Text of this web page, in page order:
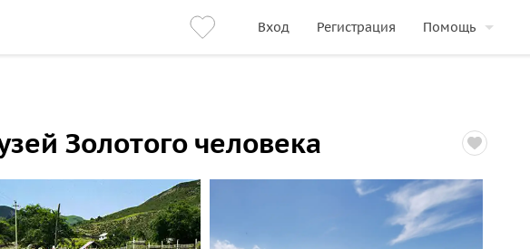
Вход Регистрация Помощь
Золотого человека